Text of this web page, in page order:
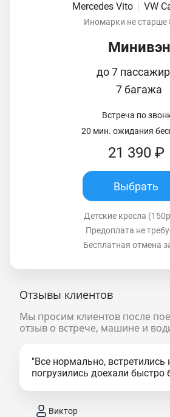
Mercedes Vito VW
Иномарки не старше
Минивэн
до 7
7 багажа
Встреча по
20 мин. ожидания
21 390 ₽
Выбрать
Детские кресла
Предоплата не
Бесплатная отмена
Отзывы клиентов
Мы просим клиентов после
отзыв о встрече, машине и
"Все нормально, встретились
погрузились доехали быстро
Виктор